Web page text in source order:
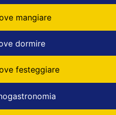
mangiare
dormire
festeggiare